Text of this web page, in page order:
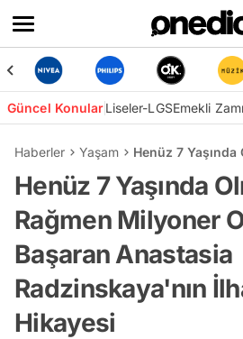
Güncel KonularLiseler-LGSEmekli
Haberler Yaşam Henüz 7
Henüz 7 Yaşında
Rağmen Milyoner
Başaran Anastasia
Radzinskaya'nın
Hikayesi